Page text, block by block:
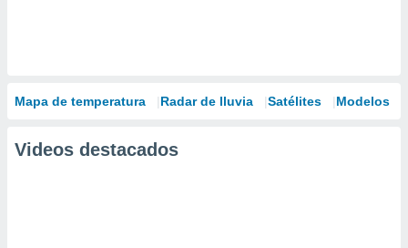
Mapa de temperatura Radar de lluvia Satélites Modelos
Videos destacados